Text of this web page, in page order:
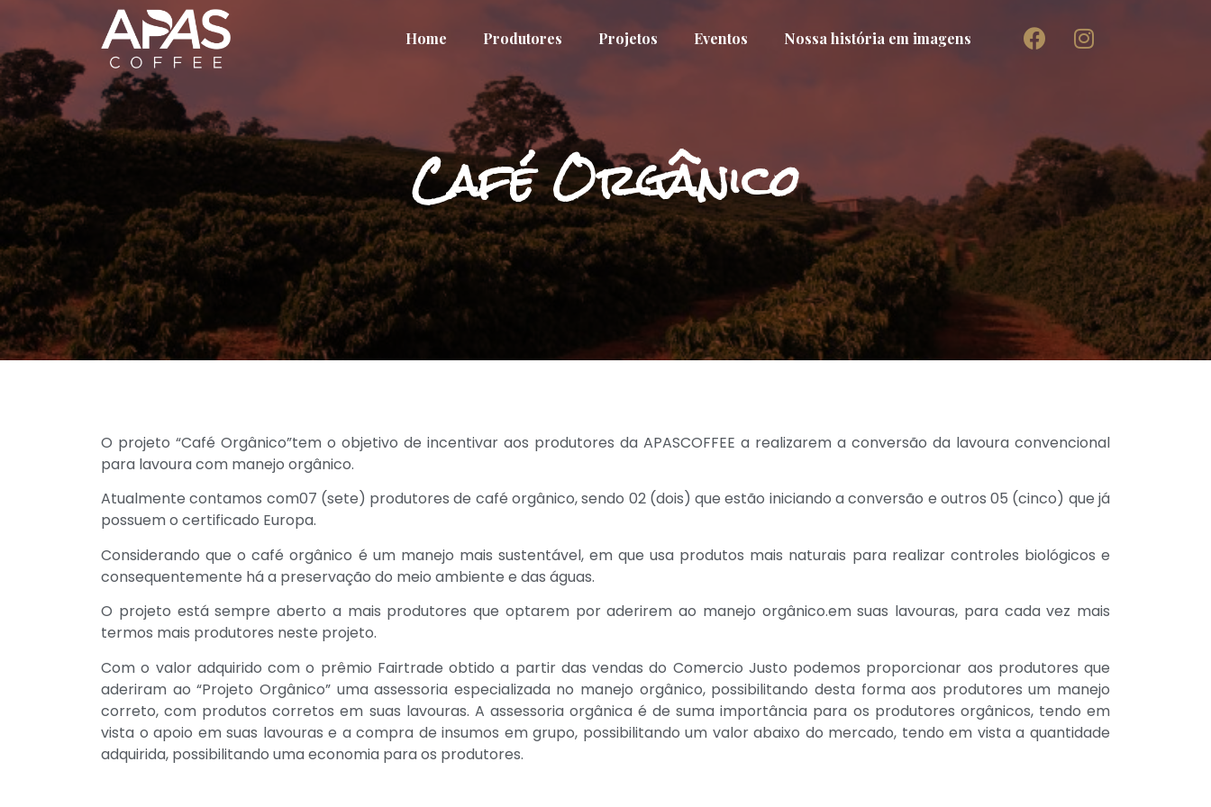
Home Produtores Projetos Eventos Nossa história em imagens
Café Orgânico
O projeto “Café Orgânico”tem o objetivo de incentivar aos produtores da APASCOFFEE a realizarem a conversão da lavoura convencional
para lavoura com manejo orgânico.
Atualmente contamos com07 (sete) produtores de café orgânico, sendo 02 (dois) que estão iniciando a conversão e outros 05 (cinco) que já
possuem o certificado Europa.
Considerando que o café orgânico é um manejo mais sustentável, em que usa produtos mais naturais para realizar controles biológicos e
consequentemente há a preservação do meio ambiente e das águas.
O projeto está sempre aberto a mais produtores que optarem por aderirem ao manejo orgânico.em suas lavouras, para cada vez mais
termos mais produtores neste projeto.
Com o valor adquirido com o prêmio Fairtrade obtido a partir das vendas do Comercio Justo podemos proporcionar aos produtores que
aderiram ao “Projeto Orgânico” uma assessoria especializada no manejo orgânico, possibilitando desta forma aos produtores um manejo
correto, com produtos corretos em suas lavouras. A assessoria orgânica é de suma importância para os produtores orgânicos, tendo em
vista o apoio em suas lavouras e a compra de insumos em grupo, possibilitando um valor abaixo do mercado, tendo em vista a quantidade
adquirida, possibilitando uma economia para os produtores.